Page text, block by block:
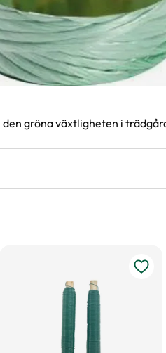
gröna växtligheten i